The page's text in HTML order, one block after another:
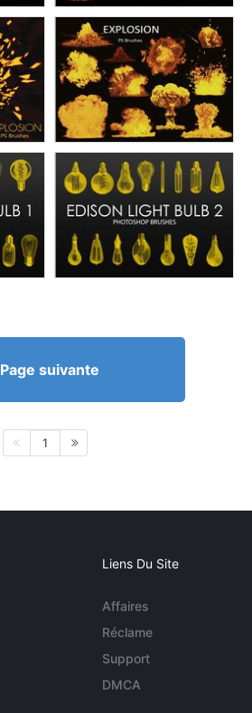
Page suivante
1
Liens Du Site
Affaires
Réclame
Support
DMCA